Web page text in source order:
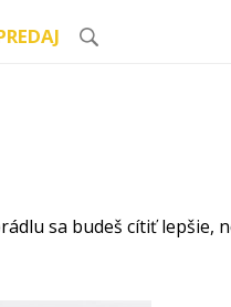
sa budeš cítiť lepšie,